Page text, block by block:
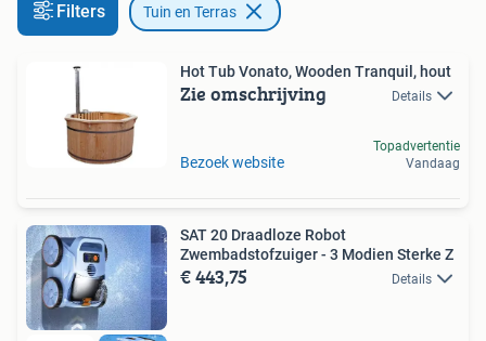
Filters Tuin en Terras
Hot Tub Vonato, Wooden Tranquil, hout
Zie omschrijving Details
Bezoek website
Topadvertentie
Vandaag
SAT 20 Draadloze Robot
Zwembadstofzuiger - 3 Modien Sterke Z
€ 443,75 Details